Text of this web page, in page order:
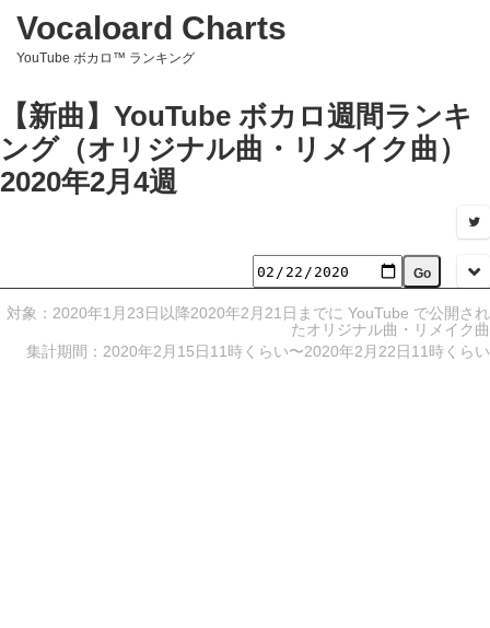
Vocaloard Charts
YouTube ボカロ™ ランキング
【新曲】YouTube ボカロ週間ランキ
ング（オリジナル曲・リメイク曲）
2020年2月4週
対象：2020年1月23日以降2020年2月21日までに YouTube で公開され
たオリジナル曲・リメイク曲
集計期間：2020年2月15日11時くらい〜2020年2月22日11時くらい